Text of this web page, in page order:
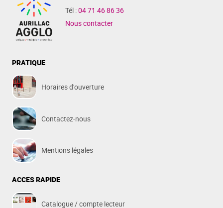
Tél :04 71 46 86 36
Nous contacter
PRATIQUE
Horaires d'ouverture
Contactez-nous
Mentions légales
ACCES RAPIDE
Catalogue / compte lecteur